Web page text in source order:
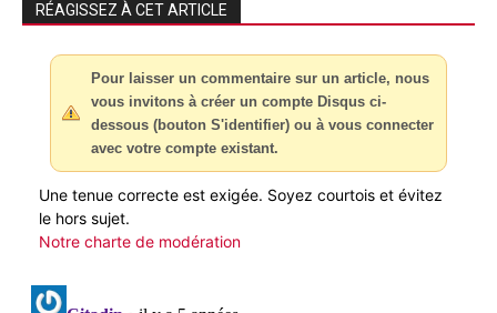
RÉAGISSEZ À CET ARTICLE
Pour laisser un commentaire sur un article, nous
vous invitons à créer un compte Disqus ci-
dessous (bouton S'identifier) ou à vous connecter
avec votre compte existant.
Une tenue correcte est exigée. Soyez courtois et évitez
le hors sujet.
Notre charte de modération